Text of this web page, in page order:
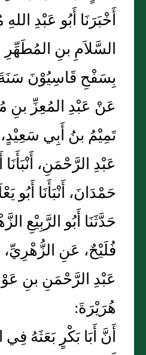
أَخْبَرَنَا أَبُو عَبْدِ
السَّلاَمِ بنِ المُطَهِّرِ
بِسَفْحِ قَاسِيُوْنَ
عَنْ عَبْدِ المُعِزِّ بنِ
تَمِيْمُ بنُ أَبِي
عَبْدِ الرَّحْمَنِ،
حَمْدَانَ، أَنْبَأَنَا أَبُو
حَدَّثَنَا أَبُو الرَّبِيْعِ
فُلَيْحٌ، عَنِ
عَبْدِ الرَّحْمَنِ بنِ
هُرَيْرَةَ:
أَنَّ أَبَا بَكْرٍ بَعَثَهُ